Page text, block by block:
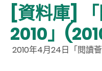
[資料庫]
2010」
2010年4月24日「閱讀薈